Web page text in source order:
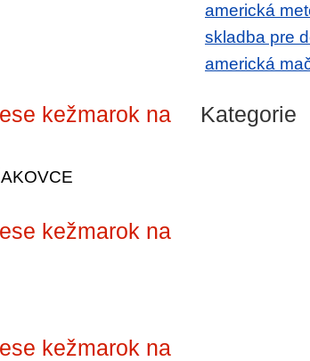
kežmarok na
kežmarok na
kežmarok na
americká
skladba pre
americká
Kategorie